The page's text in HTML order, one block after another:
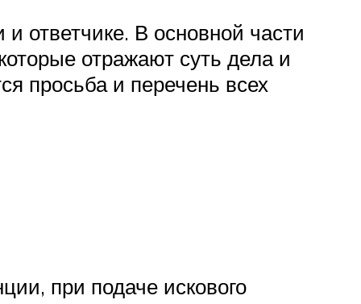
ответчике. В основной части
отражают суть дела и
просьба и перечень всех
при подаче искового